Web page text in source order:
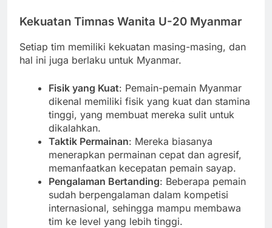
Kekuatan Timnas Wanita U-20 Myanmar
Setiap tim memiliki kekuatan masing-masing, dan
hal ini juga berlaku untuk Myanmar.
Fisik yang Kuat: Pemain-pemain Myanmar
dikenal memiliki fisik yang kuat dan stamina
tinggi, yang membuat mereka sulit untuk
dikalahkan.
Taktik Permainan: Mereka biasanya
menerapkan permainan cepat dan agresif,
memanfaatkan kecepatan pemain sayap.
Pengalaman Bertanding: Beberapa pemain
sudah berpengalaman dalam kompetisi
internasional, sehingga mampu membawa
tim ke level yang lebih tinggi.